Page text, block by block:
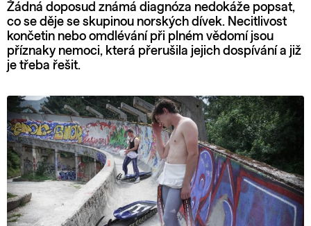
Žádná doposud známá diagnóza nedokáže popsat,
co se děje se skupinou norských dívek. Necitlivost
končetin nebo omdlévání při plném vědomí jsou
příznaky nemoci, která přerušila jejich dospívání a již
je třeba řešit.